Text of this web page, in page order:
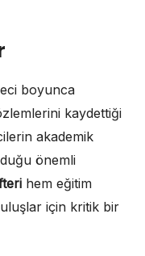
boyunca
kaydettiği
akademik
önemli
hem eğitim
için kritik bir